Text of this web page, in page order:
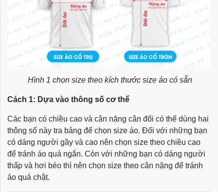
Hình 1 chọn size theo kích thước size áo có sẵn
Cách 1: Dựa vào thông số cơ thể
Các bạn có chiều cao và cân nặng cân đối có thể dùng hai
thông số này tra bảng để chọn size áo. Đối với những bạn
có dáng người gầy và cao nên chọn size theo chiều cao
để tránh áo quá ngắn. Còn với những bạn có dáng người
thấp và hơi béo thì nên chọn size theo cân nặng để tránh
áo quá chật.